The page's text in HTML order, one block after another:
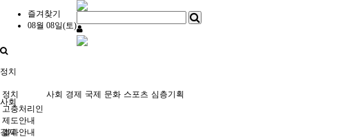
즐겨찾기
08월 08일(토)
정치
사회
경제
정치 사회 경제 국제 문화 스포츠 심층기획
고충처리인
제도안내
결과안내